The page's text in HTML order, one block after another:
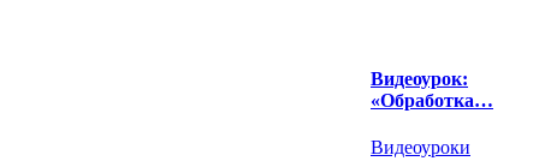
Видеоурок:
«Обработка…
Видеоуроки